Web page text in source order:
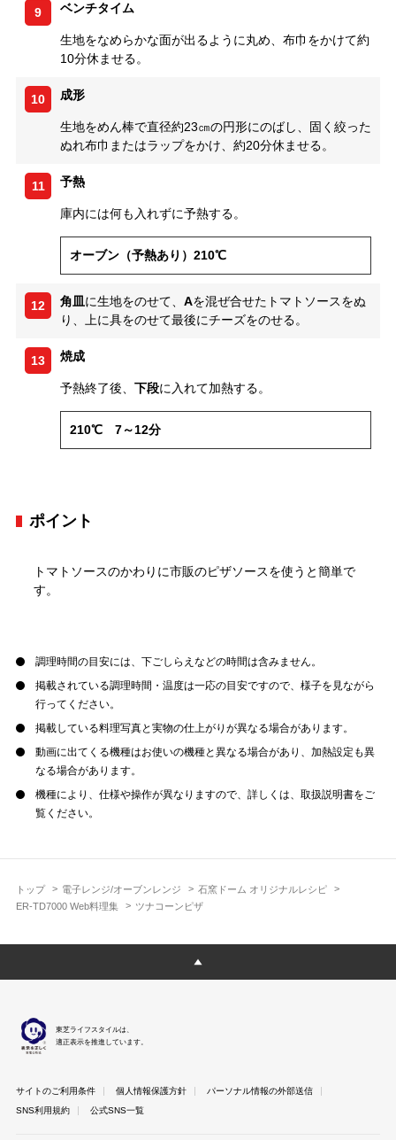
トップ 電子レンジ/オーブンレンジ
石窯ドーム オリジナルレシピ
ER-TD7000 Web料理集
ツナコーンピザ
9 ベンチタイム
生地をなめらかな面が出るように丸め、布巾をかけて約
10分休ませる。
10 成形
生地をめん棒で直径約23㎝の円形にのばし、固く絞った
ぬれ布巾またはラップをかけ、約20分休ませる。
11 予熱
庫内には何も入れずに予熱する。
オーブン（予熱あり）210℃
12 角皿 に生地をのせて、 Aを混ぜ合せたトマトソースをぬ
り、上に具をのせて最後にチーズをのせる。
13 焼成
予熱終了後、 下段に入れて加熱する。
210℃ 7～12分
ポイント
トマトソースのかわりに市販のピザソースを使うと簡単で
す。
調理時間の目安には、下ごしらえなどの時間は含みません。
掲載されている調理時間・温度は一応の目安ですので、様子を見ながら
行ってください。
掲載している料理写真と実物の仕上がりが異なる場合があります。
動画に出てくる機種はお使いの機種と異なる場合があり、加熱設定も異
なる場合があります。
機種により、仕様や操作が異なりますので、詳しくは、取扱説明書をご
覧ください。
東芝ライフスタイルは、
適正表示を推進しています。
サイトのご利用条件 個人情報保護方針
パーソナル情報の外部送信
SNS利用規約
公式SNS一覧